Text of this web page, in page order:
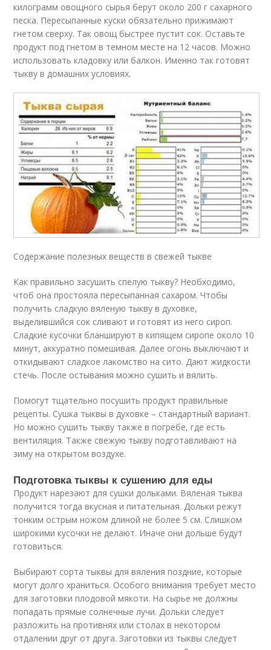
килограмм овощного сырья берут около 200 г сахарного
песка. Пересыпанные куски обязательно прижимают
гнетом сверху. Так овощ быстрее пустит сок. Оставьте
продукт под гнетом в темном месте на 12 часов. Можно
использовать кладовку или балкон. Именно так готовят
тыкву в домашних условиях.
Содержание полезных веществ в свежей тыкве
Как правильно засушить спелую тыкву? Необходимо,
чтоб она простояла пересыпанная сахаром. Чтобы
получить сладкую вяленую тыкву в духовке,
выделившийся сок сливают и готовят из него сироп.
Сладкие кусочки бланшируют в кипящем сиропе около 10
минут, аккуратно помешивая. Далее огонь выключают и
откидывают сладкое лакомство на сито. Дают жидкости
стечь. После остывания можно сушить и вялить.
Помогут тщательно посушить продукт правильные
рецепты. Сушка тыквы в духовке – стандартный вариант.
Но можно сушить тыкву также в погребе, где есть
вентиляция. Также свежую тыкву подготавливают на
зиму на открытом воздухе.
Подготовка тыквы к сушению для еды
Продукт нарезают для сушки дольками. Вяленая тыква
получится тогда вкусная и питательная. Дольки режут
тонким острым ножом длиной не более 5 см. Слишком
широкими кусочки не делают. Иначе они дольше будут
готовиться.
Выбирают сорта тыквы для вяления поздние, которые
могут долго храниться. Особого внимания требует место
для заготовки плодовой мякоти. На сырье не должны
попадать прямые солнечные лучи. Дольки следует
разложить на противнях или столах в некотором
отдалении друг от друга. Заготовки из тыквы следует